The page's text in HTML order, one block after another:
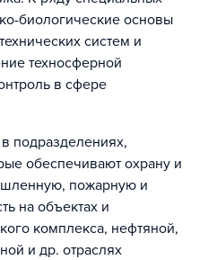
биологические основы
систем и
техносферной
в сфере
подразделениях,
обеспечивают охрану и
пожарную и
на объектах и
комплекса, нефтяной,
и др. отраслях